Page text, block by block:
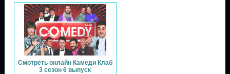
Смотреть онлайн Камеди Клаб
3 сезон 6 выпуск